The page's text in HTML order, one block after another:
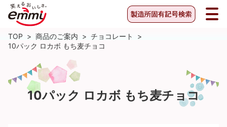
TOP > 商品のご案内 > チョコレート
>
10パック ロカボ もち麦チョコ
10パック ロカボ もち麦チョコ